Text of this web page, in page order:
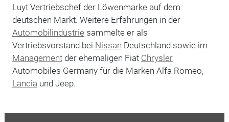
Luyt Vertriebschef der Löwenmarke auf dem
deutschen Markt. Weitere Erfahrungen in der
Automobilindustrie sammelte er als
Vertriebsvorstand bei Nissan Deutschland sowie im
Managementder ehemaligen Fiat Chrysler
Automobiles Germany für die Marken Alfa Romeo,
Lancia und Jeep.